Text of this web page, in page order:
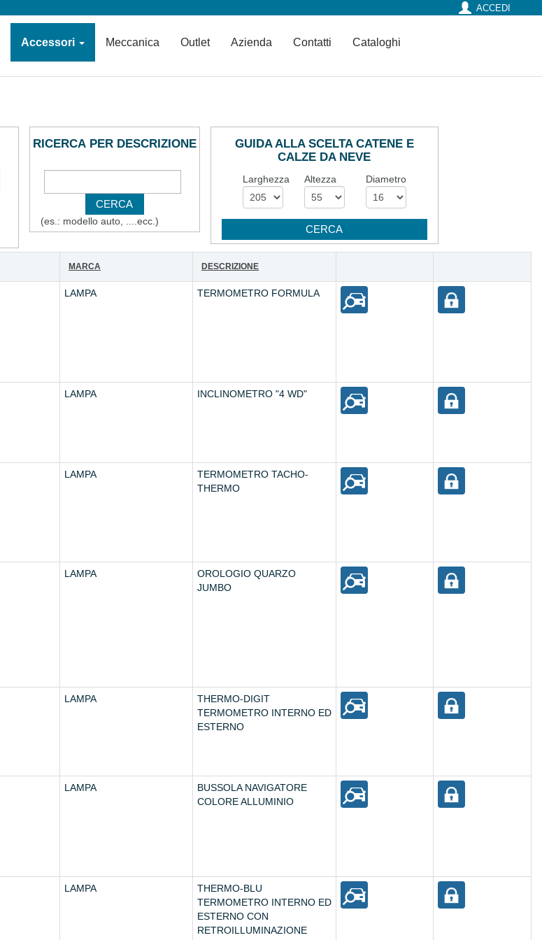
ACCEDI
Accessori Meccanica Outlet Azienda Contatti Cataloghi
RICERCA PER DESCRIZIONE
(es.: modello auto, ....ecc.)
GUIDA ALLA SCELTA CATENE E
CALZE DA NEVE
Larghezza Altezza Diametro
MARCA DESCRIZIONE
LAMPA TERMOMETRO FORMULA
LAMPA INCLINOMETRO "4 WD"
LAMPA
TERMOMETRO TACHO-
THERMO
LAMPA
OROLOGIO QUARZO
JUMBO
LAMPA
THERMO-DIGIT
TERMOMETRO INTERNO ED
ESTERNO
LAMPA
BUSSOLA NAVIGATORE
COLORE ALLUMINIO
LAMPA
THERMO-BLU
TERMOMETRO INTERNO ED
ESTERNO CON
RETROILLUMINAZIONE